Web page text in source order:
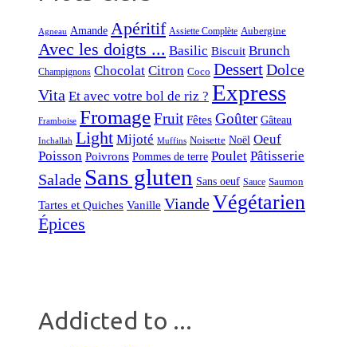
Agneau Amande Apéritif Assiette Complète Aubergine
Avec les doigts ... Basilic Biscuit Brunch
Champignons Chocolat Citron Coco DessertDolce
Vita Et avec votre bol de riz ? Express
Framboise FromageFruit Fêtes Goûter Gâteau
Inchallah Light Mijoté Muffins Noisette Noël Oeuf
Poisson Poivrons Pommes de terre Poulet Pâtisserie
Salade Sans gluten Sans oeuf Sauce Saumon
Tartes et Quiches Vanille ViandeVégétarien
Épices
Addicted to ...